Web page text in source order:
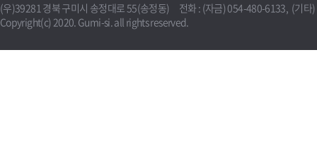
(우)39281 경북 구미시 송정대로 55(송정동) 전화 : (자금) 054-480-6133, (기타
Copyright(c) 2020. Gumi-si. all rights reserved.